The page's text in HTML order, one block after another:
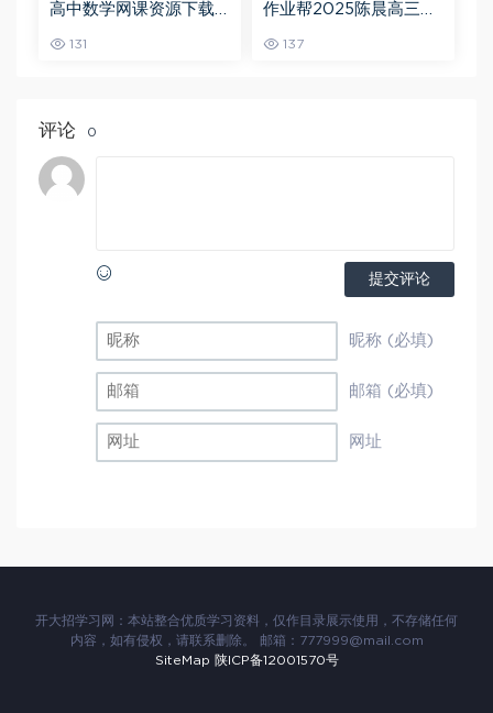
高中数学网课资源下载
数学秋季班
131
作业帮2025陈晨高三语
班
137
评论 0
提交评论
昵称 (必填)
邮箱 (必填)
网址
开大招学习网：本站整合优质学习资料，仅作目录展示使用，不存储任何
内容，如有侵权，请联系删除。 邮箱：777999@mail.com
SiteMap 陕ICP备12001570号